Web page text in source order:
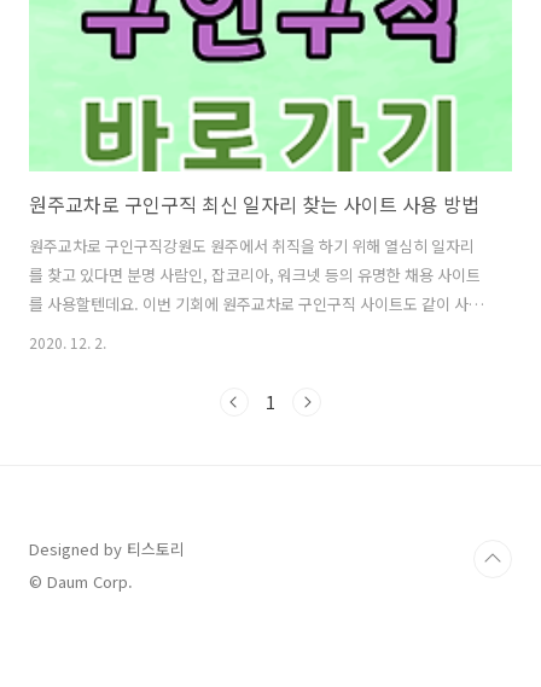
원주교차로 구인구직 최신 일자리 찾는 사이트 사용 방법
원주교차로 구인구직강원도 원주에서 취직을 하기 위해 열심히 일자리
를 찾고 있다면 분명 사람인, 잡코리아, 워크넷 등의 유명한 채용 사이트
를 사용할텐데요. 이번 기회에 원주교차로 구인구직 사이트도 같이 사용
해 최신 일자리를 찾아보세요. 만약 원주 아르바이트 일자리를 찾으신다
교차로 구인구직 알바 사이트를 사용하면 이 지역을 중심으로 하는 알바
2020. 12. 2.
1
Designed by 티스토리
© Daum Corp.